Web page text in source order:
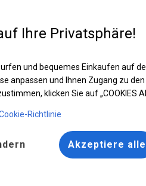
| 6x22 m
Ihre Privatsphäre!
und bequemes Einkaufen auf
anpassen und Ihnen Zugang zu
klicken Sie auf „COOKIES
Richtlinie
Akzeptiere alle